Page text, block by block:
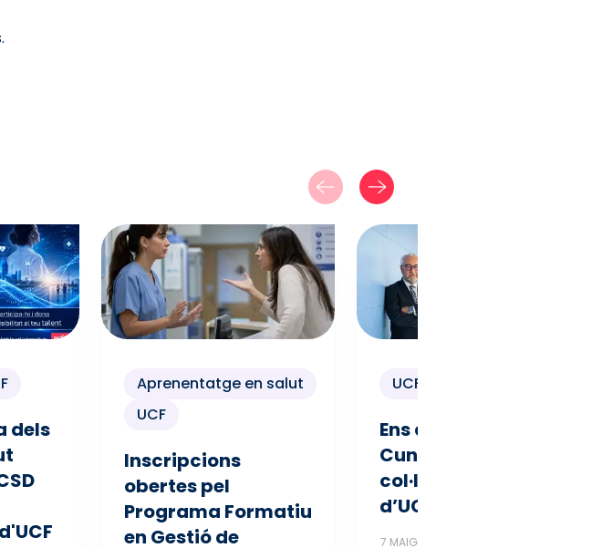
dels
Aprenentatge en salut
UCF
Inscripcions
obertes pel
Programa Formatiu
en Gestió de
UCF
Ens deixa Ramon
Cunillera, amic i
col·laborador
d’UCF
7 MAIG 2026